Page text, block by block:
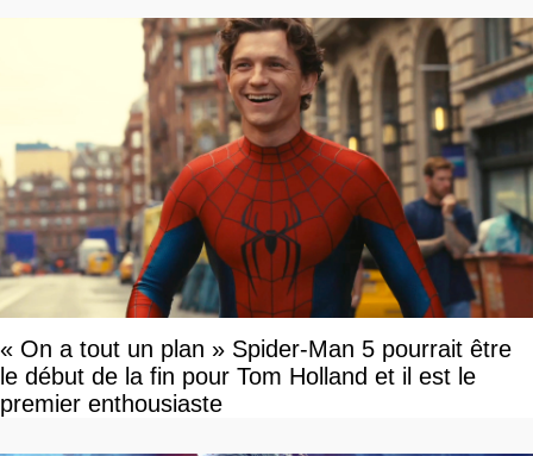
« On a tout un plan » Spider-Man 5 pourrait être
le début de la fin pour Tom Holland et il est le
premier enthousiaste